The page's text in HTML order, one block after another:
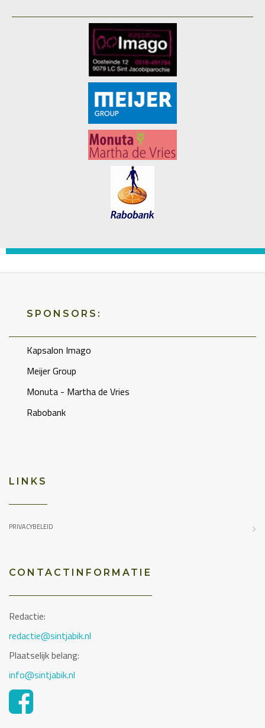
SPONSORS:
Kapsalon Imago
Meijer Group
Monuta - Martha de Vries
Rabobank
LINKS
PRIVACYBELEID
CONTACTINFORMATIE
Redactie:
redactie@sintjabik.nl
Plaatselijk belang:
info@sintjabik.nl